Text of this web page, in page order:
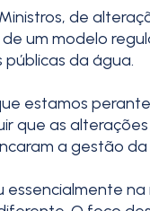
de
um modelo
da água.
estamos
que as
a gestão